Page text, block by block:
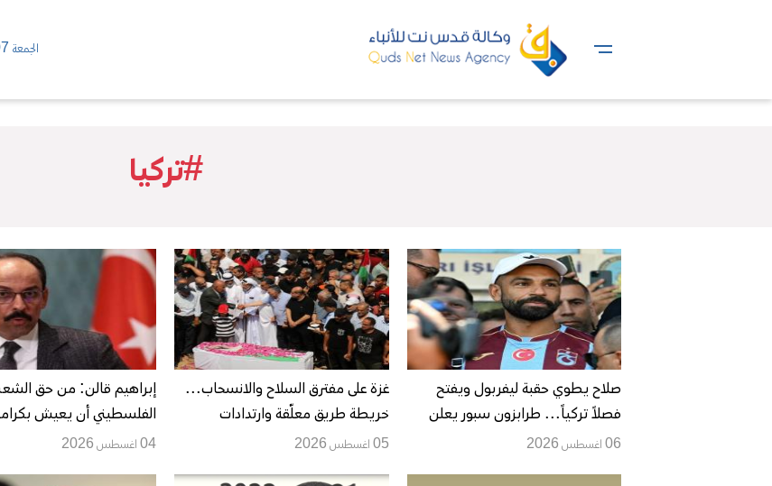
الجمعة 07 أغسطس/ 2026
#تركيا
صلاح يطوي حقبة ليفربول ويفتح
فصلاً تركياً... طرابزون سبور يعلن
اجتياز الفحص ويحدد موعد التوقيع
06 اغسطس 2026
غزة على مفترق السلاح والانسحاب...
خريطة طريق معلّقة وارتدادات
تنظيمية داخل حماس
05 اغسطس 2026
إبراهيم قالن: من حق
الفلسطيني أن يعيش
ستواصل دورها في دعم
04 اغسطس 2026